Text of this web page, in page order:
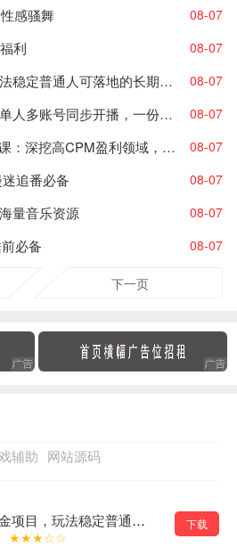
感骚舞 08-07
利 08-07
落地的长期副业，月收益轻松10000+ 08-07
步开播，一份时间撬动多渠道精准流量 08-07
利领域，零出镜打造YouTube稳定收益账号 08-07
追番必备 08-07
量音乐资源 08-07
必备 08-07
下一页
辅助 网站源码
零撸搬砖掘金项目，玩法稳定普通人可落地的长期副业，月收益轻松10000+
★★★☆☆
下载